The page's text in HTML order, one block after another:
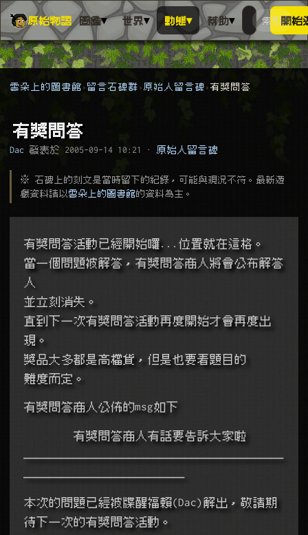
原始物語 圖鑑▾ 世界▾ 動態▾ 幫助▾
搜尋萬物
搜人物、
索引開始
雲朵上的圖書館 留言石碑群 原始人留言碑 有獎問答
有獎問答
Dac 發表於 2005-09-14 10:21 · 原始人留言碑
※ 石碑上的刻文是當時留下的紀錄，可能與現況不符。最新遊
戲資料請以 雲朵上的圖書館的資料為主。
有獎問答活動已經開始囉...位置就在這格。
當一個問題被解答，有獎問答商人將會公布解答
人
並立刻消失。
直到下一次有獎問答活動再度開始才會再度出
現。
獎品大多都是高檔貨，但是也要看題目的
難度而定。
有獎問答商人公佈的msg如下
        有獎問答商人有話要告訴大家啦
￣￣￣￣￣￣￣￣￣￣￣￣￣￣￣￣￣￣￣￣￣
￣￣￣￣￣￣￣￣￣￣￣￣￣
本次的問題已經被牒醒福賴(Dac)解出，敬請期
待下一次的有獎問答活動。